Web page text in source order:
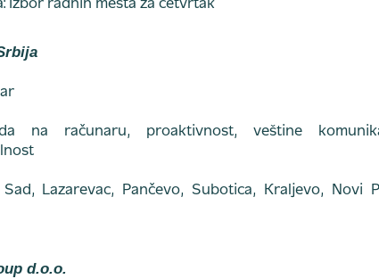
na računaru, proaktivnost, veštine
Lazarevac, Pančevo, Subotica, Kraljevo, Novi
d.o.o.